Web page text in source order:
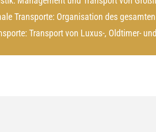
Transporte: Organisation des
Transport von Luxus-, Oldtimer-